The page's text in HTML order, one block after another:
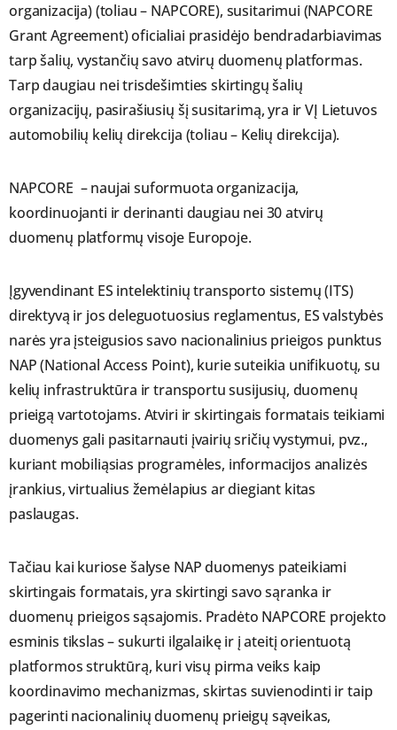
organizacija) (toliau – NAPCORE), susitarimui (NAPCORE
Grant Agreement) oficialiai prasidėjo bendradarbiavimas
tarp šalių, vystančių savo atvirų duomenų platformas.
Tarp daugiau nei trisdešimties skirtingų šalių
organizacijų, pasirašiusių šį susitarimą, yra ir VĮ Lietuvos
automobilių kelių direkcija (toliau – Kelių direkcija).
NAPCORE – naujai suformuota organizacija,
koordinuojanti ir derinanti daugiau nei 30 atvirų
duomenų platformų visoje Europoje.
Įgyvendinant ES intelektinių transporto sistemų (ITS)
direktyvą ir jos deleguotuosius reglamentus, ES valstybės
narės yra įsteigusios savo nacionalinius prieigos punktus
NAP (National Access Point), kurie suteikia unifikuotų, su
kelių infrastruktūra ir transportu susijusių, duomenų
prieigą vartotojams. Atviri ir skirtingais formatais teikiami
duomenys gali pasitarnauti įvairių sričių vystymui, pvz.,
kuriant mobiliąsias programėles, informacijos analizės
įrankius, virtualius žemėlapius ar diegiant kitas
paslaugas.
Tačiau kai kuriose šalyse NAP duomenys pateikiami
skirtingais formatais, yra skirtingi savo sąranka ir
duomenų prieigos sąsajomis. Pradėto NAPCORE projekto
esminis tikslas – sukurti ilgalaikę ir į ateitį orientuotą
platformos struktūrą, kuri visų pirma veiks kaip
koordinavimo mechanizmas, skirtas suvienodinti ir taip
pagerinti nacionalinių duomenų prieigų sąveikas,